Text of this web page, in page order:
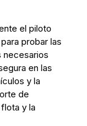
el piloto
probar las
necesarios
en las
y la
de
y la